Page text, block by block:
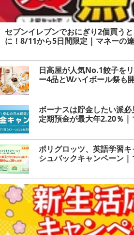
セブンイレブンでおにぎり2個買う
に！8/11から5日間限定 | マネーの
日高屋が人気No.1餃子を
ー4品とWハイボール祭も
ボーナスは貯金したい派
定期預金が最大年2.20％ |
ポリグロッツ、英語学習
シュバックキャンペーン |